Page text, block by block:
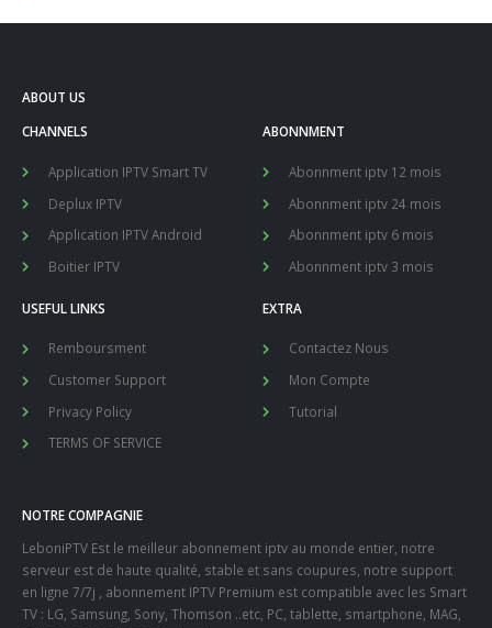
ABOUT US
CHANNELS
Application IPTV Smart TV
Deplux IPTV
Application IPTV Android
Boitier IPTV
ABONNMENT
Abonnment iptv 12 mois
Abonnment iptv 24 mois
Abonnment iptv 6 mois
Abonnment iptv 3 mois
USEFUL LINKS
Remboursment
Customer Support
Privacy Policy
TERMS OF SERVICE
EXTRA
Contactez Nous
Mon Compte
Tutorial
NOTRE COMPAGNIE
LeboniPTV Est le meilleur abonnement iptv au monde entier, notre
serveur est de haute qualité, stable et sans coupures, notre support
en ligne 7/7j , abonnement IPTV Premium est compatible avec les Smart
TV : LG, Samsung, Sony, Thomson ..etc, PC, tablette, smartphone, MAG,